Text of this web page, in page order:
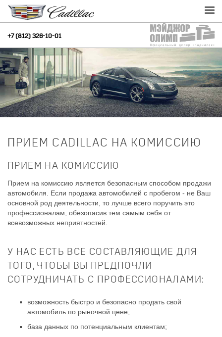
+7 (812) 326-10-01
ПРИЕМ CADILLAC НА КОМИССИЮ
ПРИЕМ НА КОМИССИЮ
Прием на комиссию является безопасным способом продажи
автомобиля. Если продажа автомобилей с пробегом - не Ваш
основной род деятельности, то лучше всего поручить это
профессионалам, обезопасив тем самым себя от
всевозможных неприятностей.
У НАС ЕСТЬ ВСЕ СОСТАВЛЯЮЩИЕ ДЛЯ
ТОГО, ЧТОБЫ ВЫ ПРЕДПОЧЛИ
СОТРУДНИЧАТЬ С ПРОФЕССИОНАЛАМИ:
возможность быстро и безопасно продать свой
автомобиль по рыночной цене;
база данных по потенциальным клиентам;